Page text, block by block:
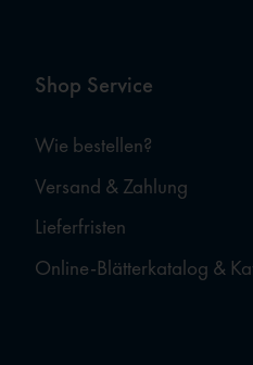
Shop Service
Wie bestellen?
Versand & Zahlung
Lieferfristen
Online-Blätterkatalog &